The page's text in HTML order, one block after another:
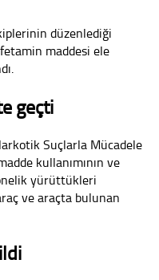
düzenlediği
maddesi ele
geçti
Suçlarla Mücadele
kullanımının ve
yürüttükleri
ve araçta bulunan